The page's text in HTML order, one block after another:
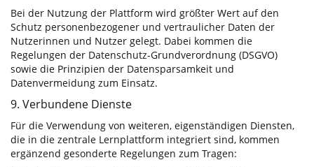
Bei der Nutzung der Plattform wird größter Wert auf den
Schutz personenbezogener und vertraulicher Daten der
Nutzerinnen und Nutzer gelegt. Dabei kommen die
Regelungen der Datenschutz-Grundverordnung (DSGVO)
sowie die Prinzipien der Datensparsamkeit und
Datenvermeidung zum Einsatz.
9. Verbundene Dienste
Für die Verwendung von weiteren, eigenständigen Diensten,
die in die zentrale Lernplattform integriert sind, kommen
ergänzend gesonderte Regelungen zum Tragen: